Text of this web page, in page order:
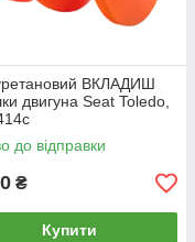
ВКЛАДИШ
двигуна Seat Toledo,
до відправки
₴
Купити